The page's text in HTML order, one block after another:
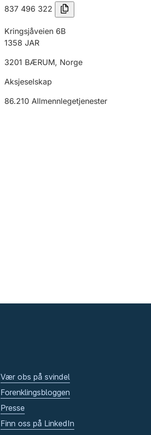
837 496 322
Kringsjåveien 6B
1358 JAR
3201 BÆRUM, Norge
Aksjeselskap
86.210 Allmennlegetjenester
Vær obs på svindel
Forenklingsbloggen
Presse
Finn oss på LinkedIn